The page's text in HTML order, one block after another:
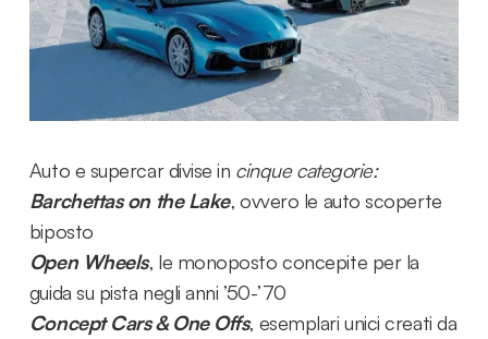
supercar moderne si sfidano in una cornice da
sogno. Questo è THE ICE St. Moritz, un evento
unico che ogni anno attira appassionati da tutto il
Auto e supercar divise in cinque categorie:
Barchettas on the Lake, ovvero le auto scoperte
biposto
Open Wheels, le monoposto concepite per la
guida su pista negli anni ’50-’70
Concept Cars & One Offs, esemplari unici creati da